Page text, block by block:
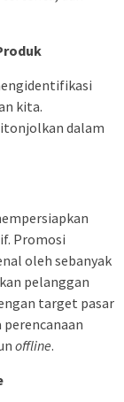
kita.
dalam
Promosi
oleh sebanyak
pelanggan
target pasar
offline.